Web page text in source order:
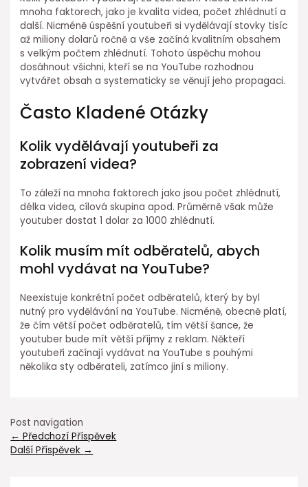
mnoha faktorech, jako je kvalita videa, počet zhlédnutí a
další. Nicméně úspěšní youtubeři si vydělávají stovky tisíc
až miliony dolarů ročně a vše začíná kvalitním obsahem
s velkým počtem zhlédnutí. Tohoto úspěchu mohou
dosáhnout všichni, kteří se na YouTube rozhodnou
vytvářet obsah a systematicky se věnují jeho propagaci.
Často Kladené Otázky
Kolik vydělávají youtubeři za
zobrazení videa?
To záleží na mnoha faktorech jako jsou počet zhlédnutí,
délka videa, cílová skupina apod. Průměrně však může
youtuber dostat 1 dolar za 1000 zhlédnutí.
Kolik musím mít odběratelů, abych
mohl vydávat na YouTube?
Neexistuje konkrétní počet odběratelů, který by byl
nutný pro vydělávání na YouTube. Nicméně, obecně platí,
že čím větší počet odběratelů, tím větší šance, že
youtuber bude mít větší příjmy z reklam. Někteří
youtubeři začínají vydávat na YouTube s pouhými
několika sty odběrateli, zatímco jiní s miliony.
Post navigation
← Předchozí Příspěvek
Další Příspěvek →